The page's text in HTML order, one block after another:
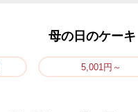
母の日のケー
5,001円～